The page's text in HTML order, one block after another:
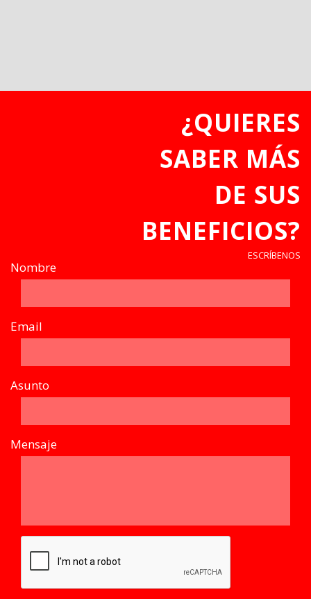
¿QUIERES
SABER MÁS
DE SUS
BENEFICIOS?
ESCRÍBENOS
Nombre
Email
Asunto
Mensaje